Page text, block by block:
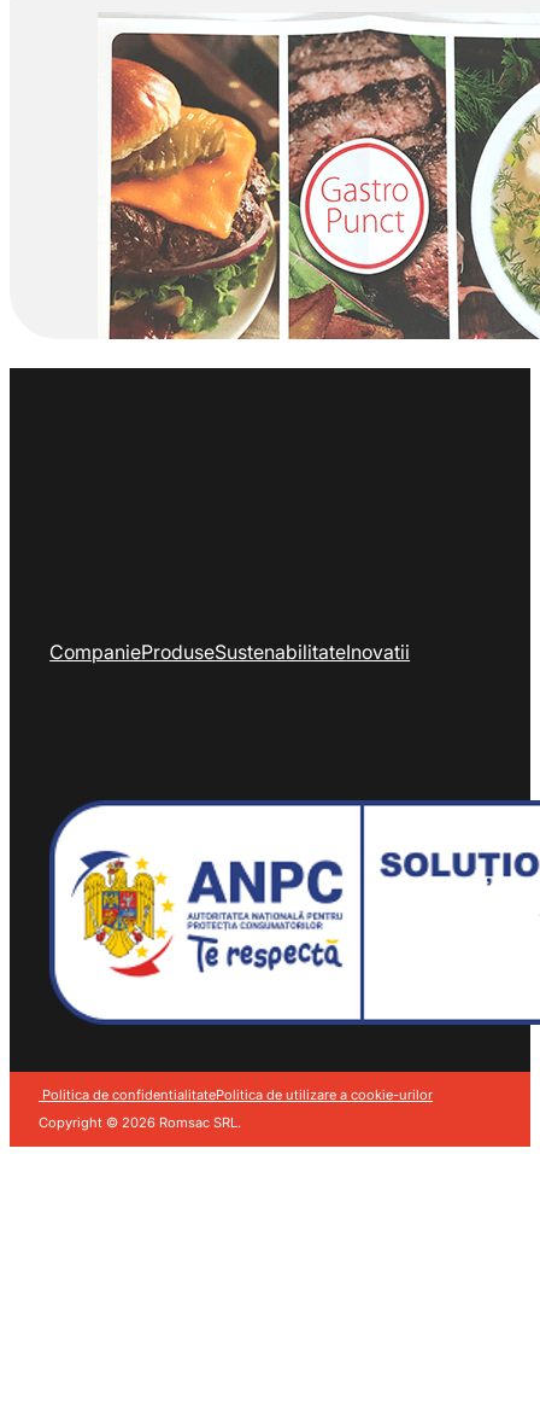
CompanieProduseSustenabilitateInovatii
Politica de confidentialitatePolitica de utilizare a cookie-urilor
Copyright © 2026 Romsac SRL.